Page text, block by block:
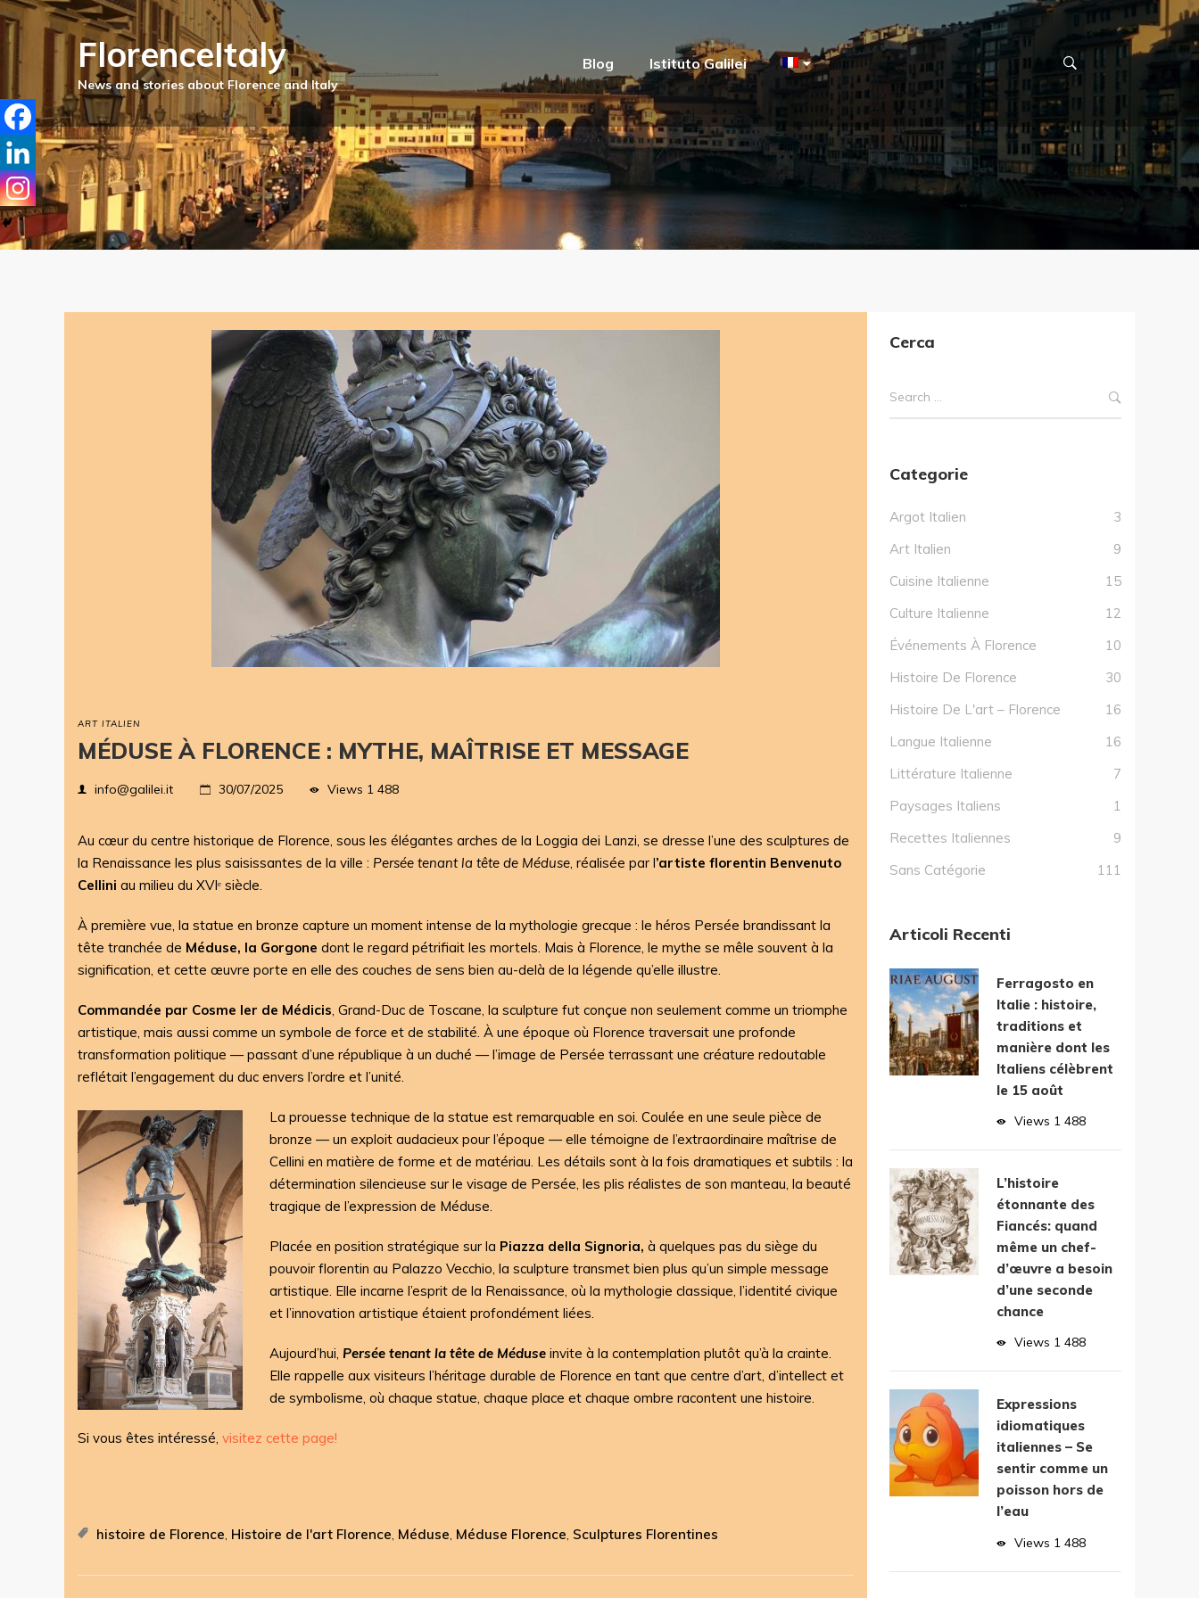
FlorenceItaly Blog Istituto Galilei
ART ITALIEN
MÉDUSE À FLORENCE : MYTHE, MAÎTRISE ET MESSAGE
info@galilei.it 30/07/2025 Views 1 488
Au cœur du centre historique de Florence, sous les élégantes arches de la Loggia dei Lanzi, se dresse l’une des sculptures de
la Renaissance les plus saisissantes de la ville : Persée tenant la tête de Méduse, réalisée par l’artiste florentin Benvenuto
Cellini au milieu du XVIᵉ siècle.
À première vue, la statue en bronze capture un moment intense de la mythologie grecque : le héros Persée brandissant la
tête tranchée de Méduse, la Gorgone dont le regard pétrifiait les mortels. Mais à Florence, le mythe se mêle souvent à la
signification, et cette œuvre porte en elle des couches de sens bien au-delà de la légende qu’elle illustre.
Commandée par Cosme Ier de Médicis, Grand-Duc de Toscane, la sculpture fut conçue non seulement comme un triomphe
artistique, mais aussi comme un symbole de force et de stabilité. À une époque où Florence traversait une profonde
transformation politique — passant d’une république à un duché — l’image de Persée terrassant une créature redoutable
reflétait l’engagement du duc envers l’ordre et l’unité.
La prouesse technique de la statue est remarquable en soi. Coulée en une seule pièce de
bronze — un exploit audacieux pour l’époque — elle témoigne de l’extraordinaire maîtrise de
Cellini en matière de forme et de matériau. Les détails sont à la fois dramatiques et subtils : la
détermination silencieuse sur le visage de Persée, les plis réalistes de son manteau, la beauté
tragique de l’expression de Méduse.
Placée en position stratégique sur la Piazza della Signoria, à quelques pas du siège du
pouvoir florentin au Palazzo Vecchio, la sculpture transmet bien plus qu’un simple message
artistique. Elle incarne l’esprit de la Renaissance, où la mythologie classique, l’identité civique
et l’innovation artistique étaient profondément liées.
Aujourd’hui, Persée tenant la tête de Méduse invite à la contemplation plutôt qu’à la crainte.
Elle rappelle aux visiteurs l’héritage durable de Florence en tant que centre d’art, d’intellect et
de symbolisme, où chaque statue, chaque place et chaque ombre racontent une histoire.
Si vous êtes intéressé, visitez cette page!
histoire de Florence, Histoire de l'art Florence, Méduse, Méduse Florence, Sculptures Florentines
Cerca
Categorie
Argot Italien
3
Art Italien
9
Cuisine Italienne
15
Culture Italienne
12
Événements À Florence
10
Histoire De Florence
30
Histoire De L'art – Florence
16
Langue Italienne
16
Littérature Italienne
7
Paysages Italiens
1
Recettes Italiennes
9
Sans Catégorie
111
Articoli Recenti
Ferragosto en
Italie : histoire,
traditions et
manière dont les
Italiens célèbrent
le 15 août
Views 1 488
L’histoire
étonnante des
Fiancés: quand
même un chef-
d’œuvre a besoin
d’une seconde
chance
Views 1 488
Expressions
idiomatiques
italiennes – Se
sentir comme un
poisson hors de
l’eau
Views 1 488